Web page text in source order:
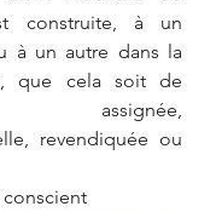
construite, à un
à un autre dans la
que cela soit de
assignée,
revendiquée ou